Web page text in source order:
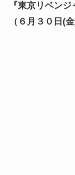
『東京リベン
（６月３０日(金